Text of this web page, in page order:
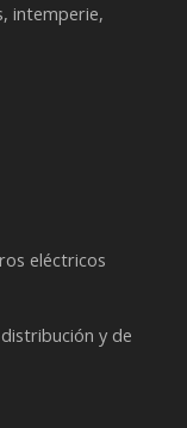
intemperie,
eléctricos
y de